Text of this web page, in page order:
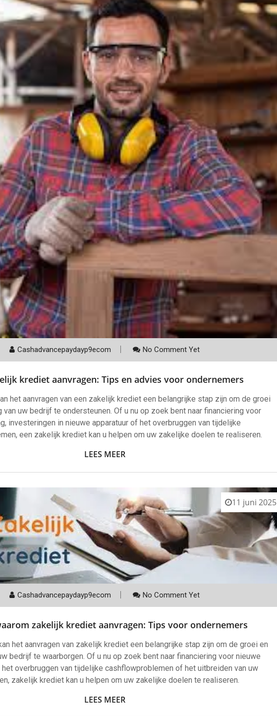
Cashadvancepaydayp9ecom No Comment Yet
krediet aanvragen: Tips en advies voor ondernemers
het aanvragen van een zakelijk krediet een belangrijke stap zijn om de groei
van uw bedrijf te ondersteunen. Of u nu op zoek bent naar financiering voor
investeringen in nieuwe apparatuur of het overbruggen van tijdelijke
een zakelijk krediet kan u helpen om uw zakelijke doelen te realiseren.
LEES MEER
11 juni 2025
Cashadvancepaydayp9ecom No Comment Yet
zakelijk krediet aanvragen: Tips voor ondernemers
het aanvragen van zakelijk krediet een belangrijke stap zijn om de groei en
bedrijf te waarborgen. Of u nu op zoek bent naar financiering voor nieuwe
overbruggen van tijdelijke cashflowproblemen of het uitbreiden van uw
zakelijk krediet kan u helpen om uw zakelijke doelen te realiseren.
LEES MEER